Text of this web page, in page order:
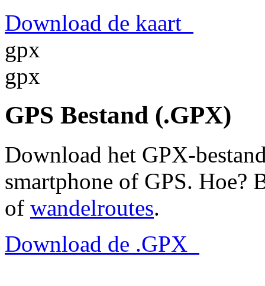
Download de kaart
gpx
gpx
GPS Bestand (.GPX)
Download het GPX-
smartphone of GPS.
of wandelroutes.
Download de .GPX